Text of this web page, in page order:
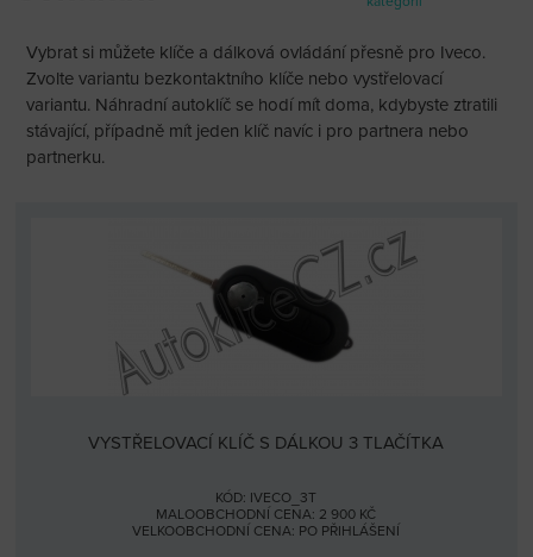
Vybrat si můžete klíče a dálková ovládání přesně pro Iveco.
Zvolte variantu bezkontaktního klíče nebo vystřelovací
variantu. Náhradní autoklíč se hodí mít doma, kdybyste ztratili
stávající, případně mít jeden klíč navíc i pro partnera nebo
partnerku.
VYSTŘELOVACÍ KLÍČ S DÁLKOU 3 TLAČÍTKA
KÓD: IVECO_3T
MALOOBCHODNÍ CENA: 2 900 KČ
VELKOOBCHODNÍ CENA: PO PŘIHLÁŠENÍ